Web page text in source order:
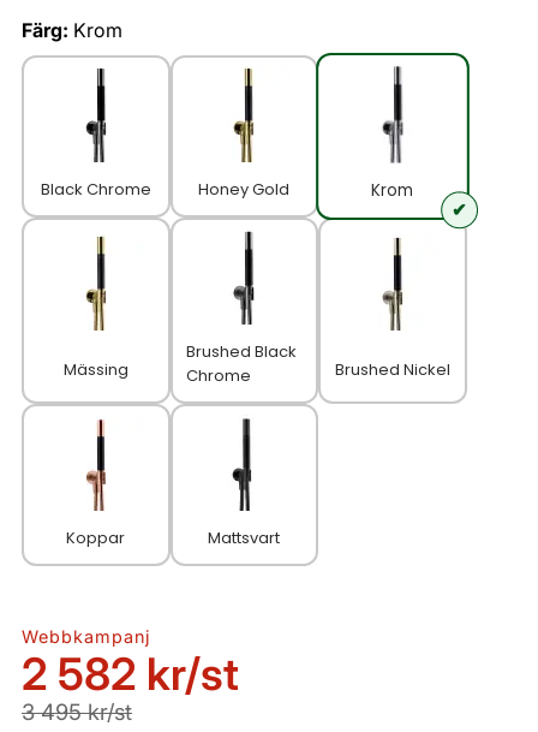
Färg: Krom
Black Chrome Honey Gold Krom
Mässing
Brushed Black
Chrome
Brushed Nickel
Koppar Mattsvart
Webbkampanj
2 582 kr/st
3 495 kr/st